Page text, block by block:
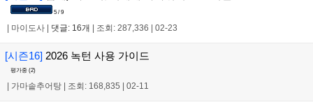
5 / 9
마이도사 댓글: 16개 조회: 287,336 02-23
[시즌16] 2026 녹턴 사용 가이드
평가중 (2)
가마솥추어탕 조회: 168,835 02-11